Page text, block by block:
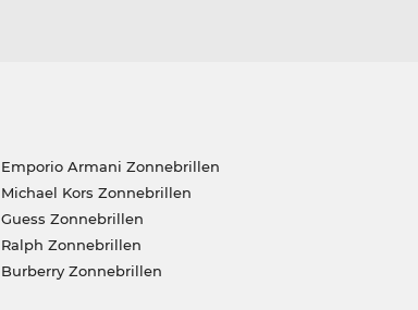
Emporio Armani Zonnebrillen
Michael Kors Zonnebrillen
Guess Zonnebrillen
Ralph Zonnebrillen
Burberry Zonnebrillen